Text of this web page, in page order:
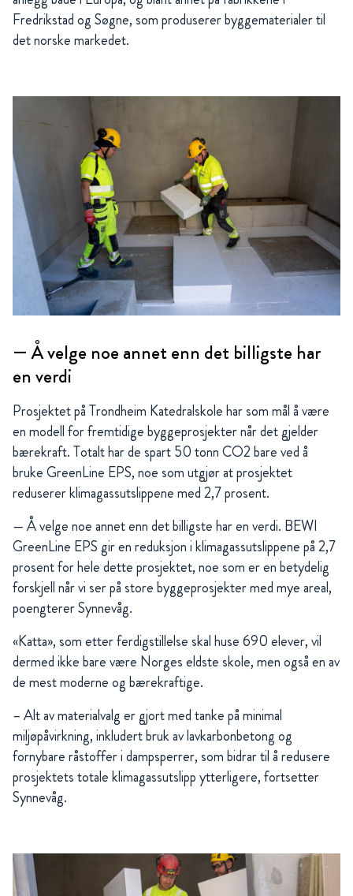
Fredrikstad og Søgne, som produserer byggematerialer til
det norske markedet.
— Å velge noe annet enn det billigste har
en verdi
Prosjektet på Trondheim Katedralskole har som mål å være
en modell for fremtidige byggeprosjekter når det gjelder
bærekraft. Totalt har de spart 50 tonn CO2 bare ved å
bruke GreenLine EPS, noe som utgjør at prosjektet
reduserer klimagassutslippene med 2,7 prosent.
— Å velge noe annet enn det billigste har en verdi. BEWI
GreenLine EPS gir en reduksjon i klimagassutslippene på 2,7
prosent for hele dette prosjektet, noe som er en betydelig
forskjell når vi ser på store byggeprosjekter med mye areal,
poengterer Synnevåg.
«Katta», som etter ferdigstillelse skal huse 690 elever, vil
dermed ikke bare være Norges eldste skole, men også en av
de mest moderne og bærekraftige.
– Alt av materialvalg er gjort med tanke på minimal
miljøpåvirkning, inkludert bruk av lavkarbonbetong og
fornybare råstoffer i dampsperrer, som bidrar til å redusere
prosjektets totale klimagassutslipp ytterligere, fortsetter
Synnevåg.